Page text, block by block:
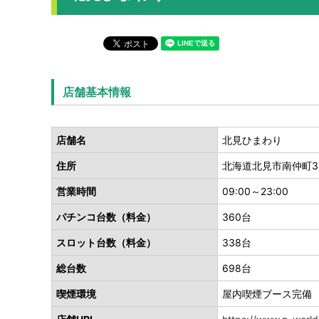
店舗基本情報
店舗名 北見ひまわり
住所 北海道北見市南仲町
営業時間 09:00～23:00
パチンコ台数（料金） 360台
スロット台数（料金） 338台
総台数 698台
喫煙環境 屋内喫煙ブース完備